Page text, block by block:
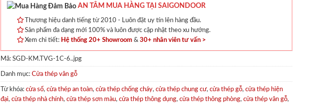
AN TÂM MUA HÀNG TẠI SAIGONDOOR
Thương hiệu danh tiếng từ 2010 - Luôn đặt uy tín lên hàng đầu.
Sản phẩm đa dạng mới 100% và luôn được cập nhật theo xu hướng.
Xem chi tiết: Hệ thống 20+ Showroom & 30+ nhân viên tư vấn >
Mã: SGD-KM.TVG-1C-6..jpg
Danh mục: Cửa thép vân gỗ
Từ khóa: cửa sổ, cửa thép an toàn, cửa thép chống cháy, cửa thép chung cư, cửa thép gỗ, cửa thép hiện
đại, cửa thép nhà chính, cửa thép sơn màu, cửa thép thông dụng, cửa thép thông phòng, cửa thép vân gỗ,